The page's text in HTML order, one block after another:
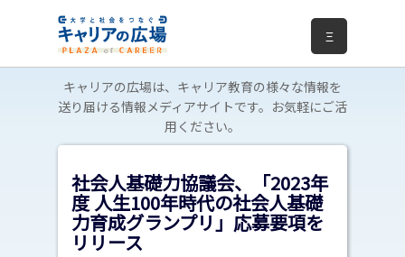
Ξ
キャリアの広場は、キャリア教育の様々な情報を
送り届ける情報メディアサイトです。お気軽にご活
用ください。
社会人基礎力協議会、「2023年
度 人生100年時代の社会人基礎
力育成グランプリ」応募要項を
リリース